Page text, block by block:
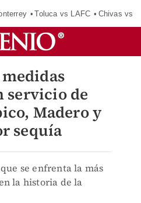
Toluca vs LAFC Chivas vs
servicio de
Madero y
sequía
se enfrenta la más
la historia de la